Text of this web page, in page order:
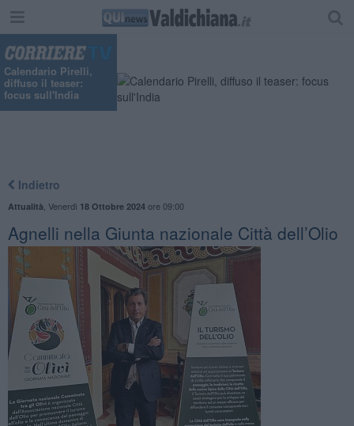
Calendario Pirelli,
diffuso il teaser:
focus sull'India
Indietro
Attualità Venerdì 18 Ottobre 2024ore 09:00
Agnelli nella Giunta nazionale Città dell’Olio